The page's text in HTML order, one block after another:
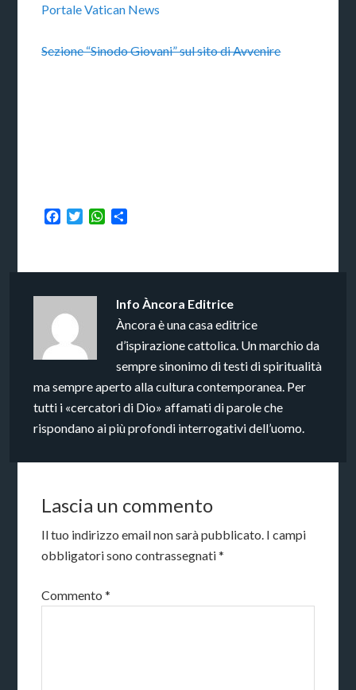
Portale Vatican News
Sezione “Sinodo Giovani” sul sito di Avvenire
Facebook
TwitterWhatsApp
Info Àncora Editrice
Àncora è una casa editrice
d’ispirazione cattolica. Un marchio da
sempre sinonimo di testi di spiritualità
ma sempre aperto alla cultura contemporanea. Per
tutti i «cercatori di Dio» affamati di parole che
rispondano ai più profondi interrogativi dell’uomo.
Lascia un commento
Il tuo indirizzo email non sarà pubblicato. I campi
obbligatori sono contrassegnati*
Commento*